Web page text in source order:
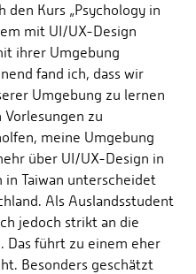
den Kurs „Psychology in
mit UI/UX-Design
ihrer Umgebung
fand ich, dass wir
Umgebung zu lernen
zu
meine Umgebung
über UI/UX-Design in
in Taiwan unterscheidet
Als Auslandsstudent
jedoch strikt an die
Das führt zu einem eher
Besonders geschätzt